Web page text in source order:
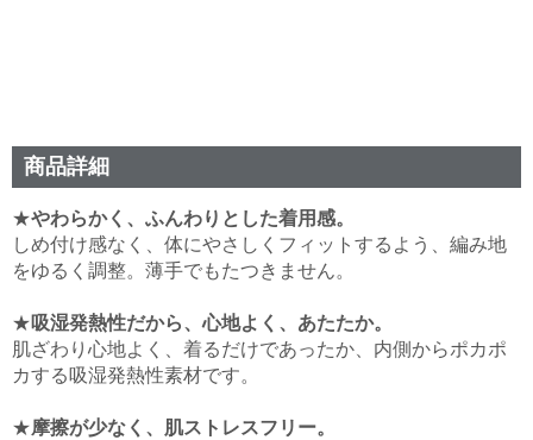
商品詳細
★やわらかく、ふんわりとした着用感。
しめ付け感なく、体にやさしくフィットするよう、編み地
をゆるく調整。薄手でもたつきません。
★吸湿発熱性だから、心地よく、あたたか。
肌ざわり心地よく、着るだけであったか、内側からポカポ
カする吸湿発熱性素材です。
★摩擦が少なく、肌ストレスフリー。